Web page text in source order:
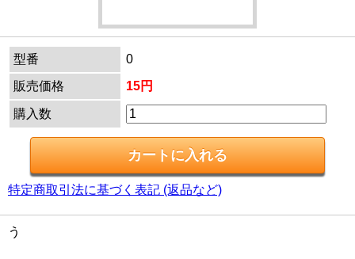
型番
0
販売価格
15円
購入数
特定商取引法に基づく表記 (返品など)
う